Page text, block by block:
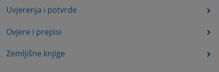
Uvjerenja i potvrde
Ovjere i prepisi
Zemljišne knjige